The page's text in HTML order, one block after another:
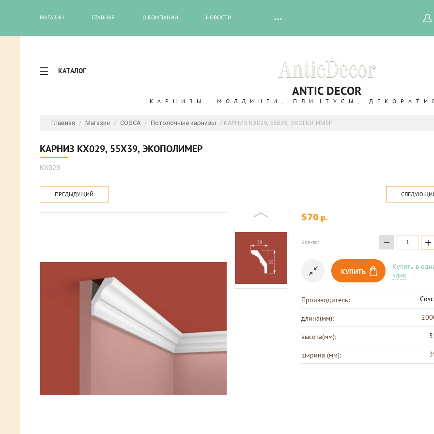
МАГАЗИН ГЛАВНАЯ О КОМПАНИИ
НОВОСТИ
КАТАЛОГ
ANTIC DECOR
КАРНИЗЫ, МОЛДИНГИ, ПЛИНТУСЫ,
Главная / Магазин / COSCA / Потолочные карнизы / КАРНИЗ KX029, 55Х39, ЭКОПОЛИМЕР
КАРНИЗ KX029, 55Х39, ЭКОПОЛИМЕР
KX029
ПРЕДЫДУЩИЙ
570 p.
Кол-во: − +
КУПИТЬ
Купить в
клик
Производитель:
длина(мм):
высота(мм):
ширина (мм):